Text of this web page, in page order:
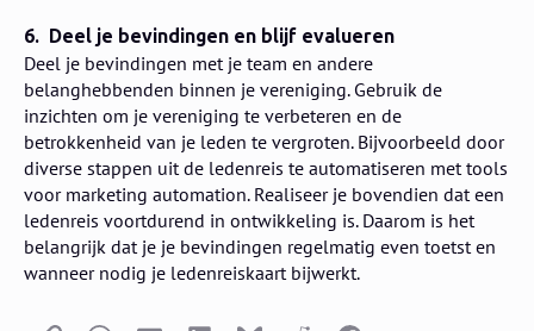
6. Deel je bevindingen en blijf evalueren
Deel je bevindingen met je team en andere
belanghebbenden binnen je vereniging. Gebruik de
inzichten om je vereniging te verbeteren en de
betrokkenheid van je leden te vergroten. Bijvoorbeeld door
diverse stappen uit de ledenreis te automatiseren met tools
voor marketing automation. Realiseer je bovendien dat een
ledenreis voortdurend in ontwikkeling is. Daarom is het
belangrijk dat je je bevindingen regelmatig even toetst en
wanneer nodig je ledenreiskaart bijwerkt.